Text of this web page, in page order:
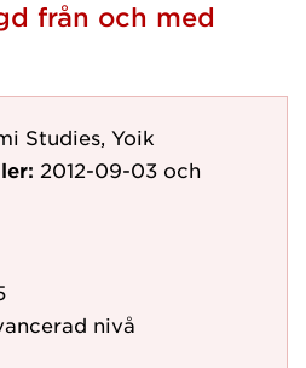
från och med
Studies, Yoik
2012-09-03 och
nivå